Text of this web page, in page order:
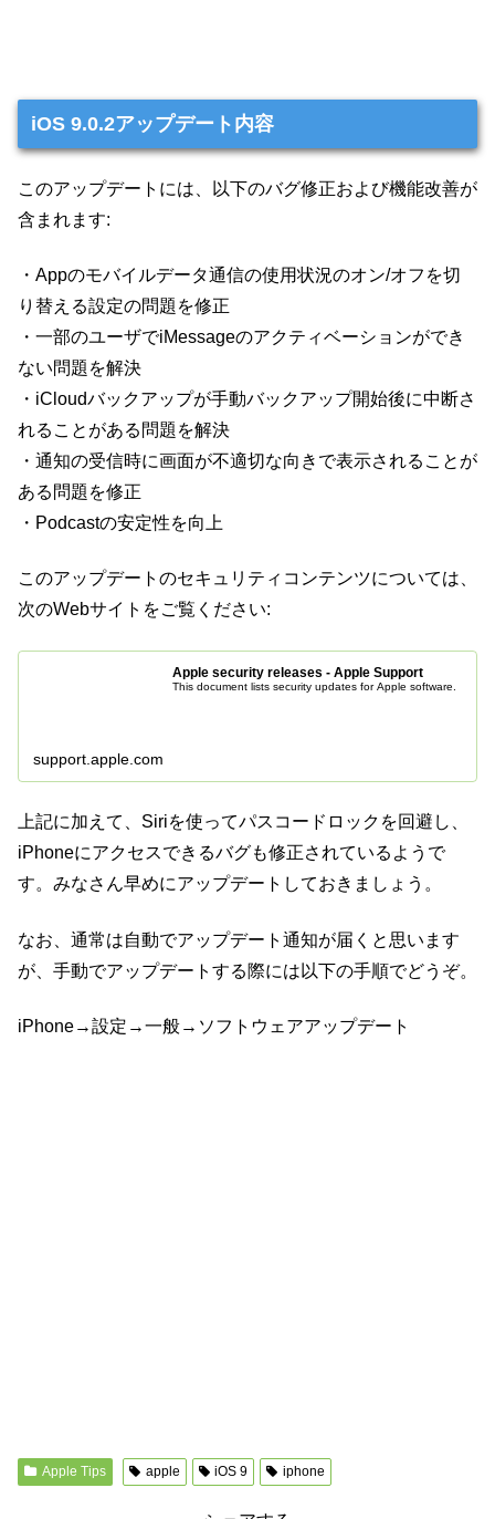
iOS 9.0.2アップデート内容
このアップデートには、以下のバグ修正および機能改善が
含まれます:
・Appのモバイルデータ通信の使用状況のオン/オフを切
り替える設定の問題を修正
・一部のユーザでiMessageのアクティベーションができ
ない問題を解決
・iCloudバックアップが手動バックアップ開始後に中断さ
れることがある問題を解決
・通知の受信時に画面が不適切な向きで表示されることが
ある問題を修正
・Podcastの安定性を向上
このアップデートのセキュリティコンテンツについては、
次のWebサイトをご覧ください:
Apple security releases - Apple Support
This document lists security updates for Apple software.
support.apple.com
上記に加えて、Siriを使ってパスコードロックを回避し、
iPhoneにアクセスできるバグも修正されているようで
す。みなさん早めにアップデートしておきましょう。
なお、通常は自動でアップデート通知が届くと思います
が、手動でアップデートする際には以下の手順でどうぞ。
iPhone→設定→一般→ソフトウェアアップデート
Apple Tips apple iOS 9 iphone